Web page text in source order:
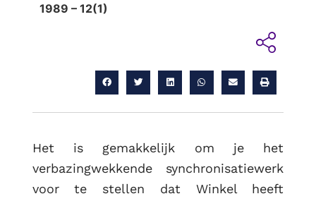
1989 – 12(1)
Het is gemakkelijk om je het
verbazingwekkende synchronisatiewerk
voor te stellen dat Winkel heeft